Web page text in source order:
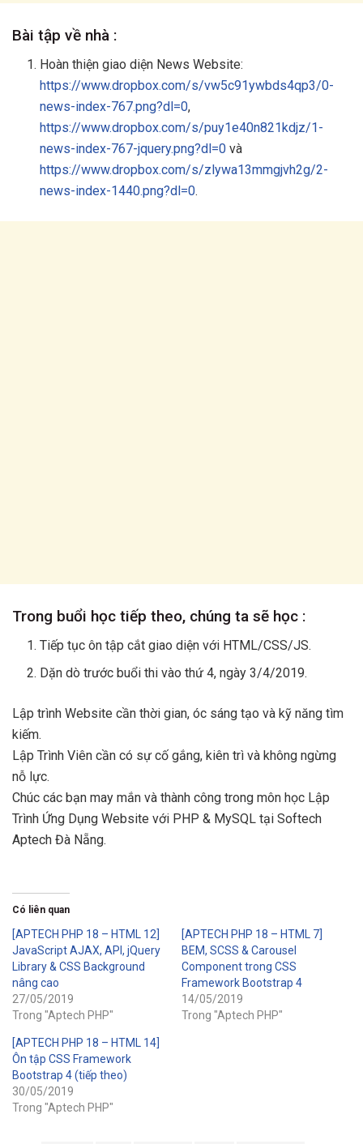
Bài tập về nhà :
Hoàn thiện giao diện News Website:
https://www.dropbox.com/s/vw5c91ywbds4qp3/0-
news-index-767.png?dl=0,
https://www.dropbox.com/s/puy1e40n821kdjz/1-
news-index-767-jquery.png?dl=0 và
https://www.dropbox.com/s/zlywa13mmgjvh2g/2-
news-index-1440.png?dl=0.
Trong buổi học tiếp theo, chúng ta sẽ học :
Tiếp tục ôn tập cắt giao diện với HTML/CSS/JS.
Dặn dò trước buổi thi vào thứ 4, ngày 3/4/2019.
Lập trình Website cần thời gian, óc sáng tạo và kỹ năng tìm
kiếm.
Lập Trình Viên cần có sự cố gắng, kiên trì và không ngừng
nỗ lực.
Chúc các bạn may mắn và thành công trong môn học Lập
Trình Ứng Dụng Website với PHP & MySQL tại Softech
Aptech Đà Nẵng.
Có liên quan
[APTECH PHP 18 – HTML 12]
JavaScript AJAX, API, jQuery
Library & CSS Background
nâng cao
27/05/2019
Trong "Aptech PHP"
[APTECH PHP 18 – HTML 7]
BEM, SCSS & Carousel
Component trong CSS
Framework Bootstrap 4
14/05/2019
Trong "Aptech PHP"
[APTECH PHP 18 – HTML 14]
Ôn tập CSS Framework
Bootstrap 4 (tiếp theo)
30/05/2019
Trong "Aptech PHP"